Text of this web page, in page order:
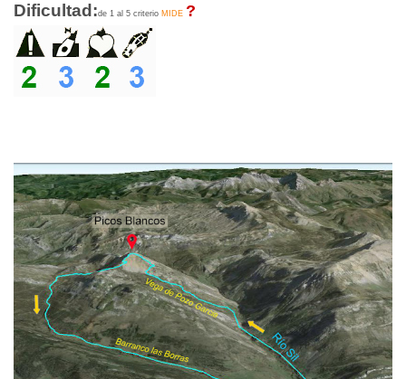
Dificultad:de 1 al 5 criterio MIDE ?